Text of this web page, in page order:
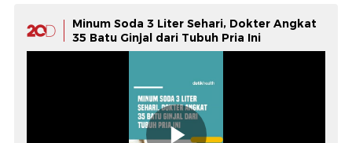
Minum Soda 3 Liter Sehari, Dokter Angkat
35 Batu Ginjal dari Tubuh Pria Ini